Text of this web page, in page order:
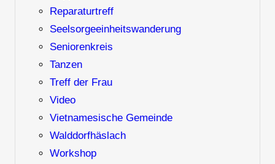
Reparaturtreff
Seelsorgeeinheitswanderung
Seniorenkreis
Tanzen
Treff der Frau
Video
Vietnamesische Gemeinde
Walddorfhäslach
Workshop